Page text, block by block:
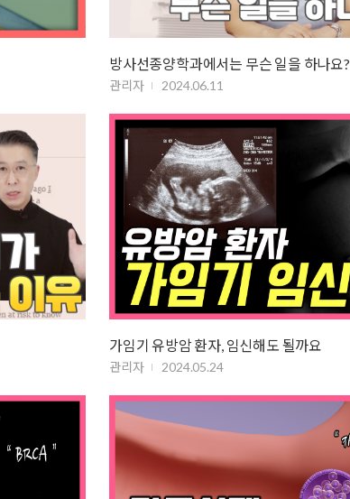
방사선종양학과에서는 무슨 일을 하나요?
관리자 2024.06.11
가임기 유방암 환자, 임신해도 될까요
관리자 2024.05.24